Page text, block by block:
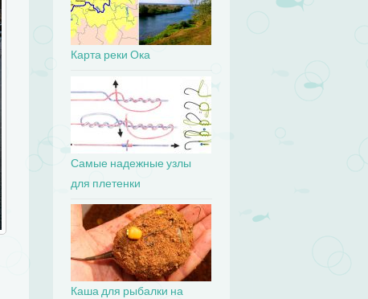
Карта реки Ока
Самые надежные узлы
для плетенки
Каша для рыбалки на